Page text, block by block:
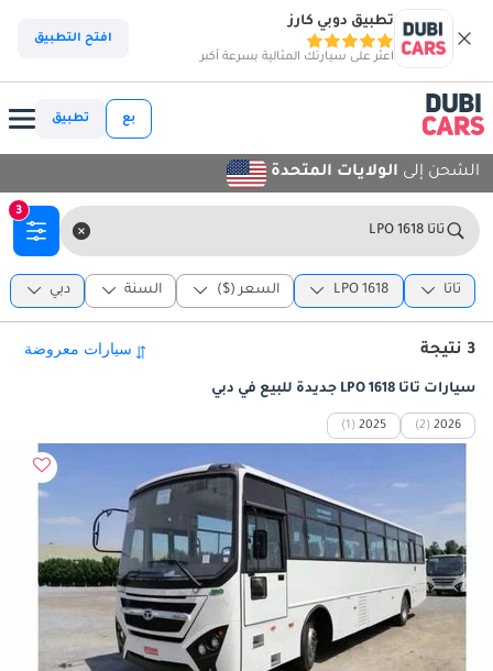
تطبيق دوبي كارز
اعثر على سيارتك المثالية بسرعة أكبر
افتح التطبيق
بع تطبيق
الشحن إلى الولايات المتحدة
تاتا LPO 1618
3
تاتا LPO 1618 السعر ($) السنة دبي
3 نتيجة
سيارات تاتا LPO 1618 جديدة للبيع في دبي
2026
(2)
2025
(1)